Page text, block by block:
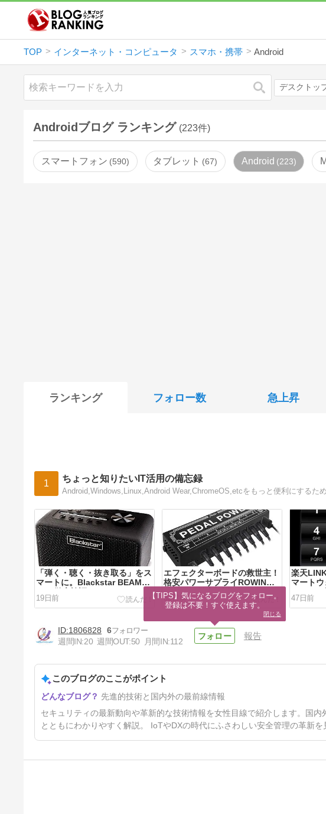
TOP インターネット・コンピュータ スマホ・携帯 Android
検索 デスクトッ
Androidブログ ランキング (223件)
スマートフォン 590 タブレット 67 Android 223
ランキング フォロー数 急上昇
1 ちょっと知りたいIT活用の備忘録
Android,Windows,Linux,Android Wear,ChromeOS,etcをもっと便利にするた
「弾く・聴く・抜き取る」をス
マートに。Blackstar BEAM
MINI徹底検証
19日前
エフェクターボードの救世主！
格安パワーサプライROWIN
PW-02を徹底解説。
32日前
楽天
マート
されな
47日前
【神ツール】ギタリストに
YAMAHA extrackを激推しし
つで変わる！
75日前
1806828
6
週間IN:20 週間OUT:50 月間IN:112
報告
このブログのここがポイント
先進的技術と国内外の最前線情報
セキュリティの最新動向や革新的な技術情報を女性目線で紹介します。国
とともにわかりやすく解説。 IoTやDXの時代にふさわしい安全管理の革新
【TIPS】気になるブログをフォロー。
登録は不要！すぐ使えます。
閉じる